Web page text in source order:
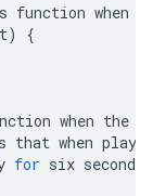
function when
)
{
when the
that when
for six seconds